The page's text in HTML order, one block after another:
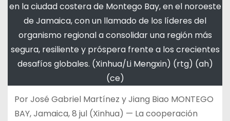
en la ciudad costera de Montego Bay, en el noroeste
de Jamaica, con un llamado de los líderes del
organismo regional a consolidar una región más
segura, resiliente y próspera frente a los crecientes
desafíos globales. (Xinhua/Li Mengxin) (rtg) (ah)
(ce)
Por José Gabriel Martínez y Jiang Biao MONTEGO
BAY, Jamaica, 8 jul (Xinhua) — La cooperación